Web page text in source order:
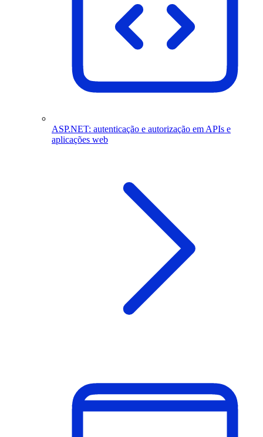
ASP.NET: autenticação e autorização em APIs e
aplicações web